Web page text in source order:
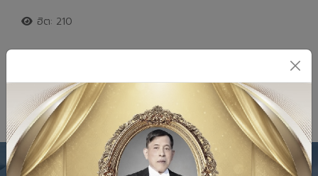
ฮิต: 210
เนื้อหาถัดไป: ข่าวรับสมัครงาน8
ต่อไป